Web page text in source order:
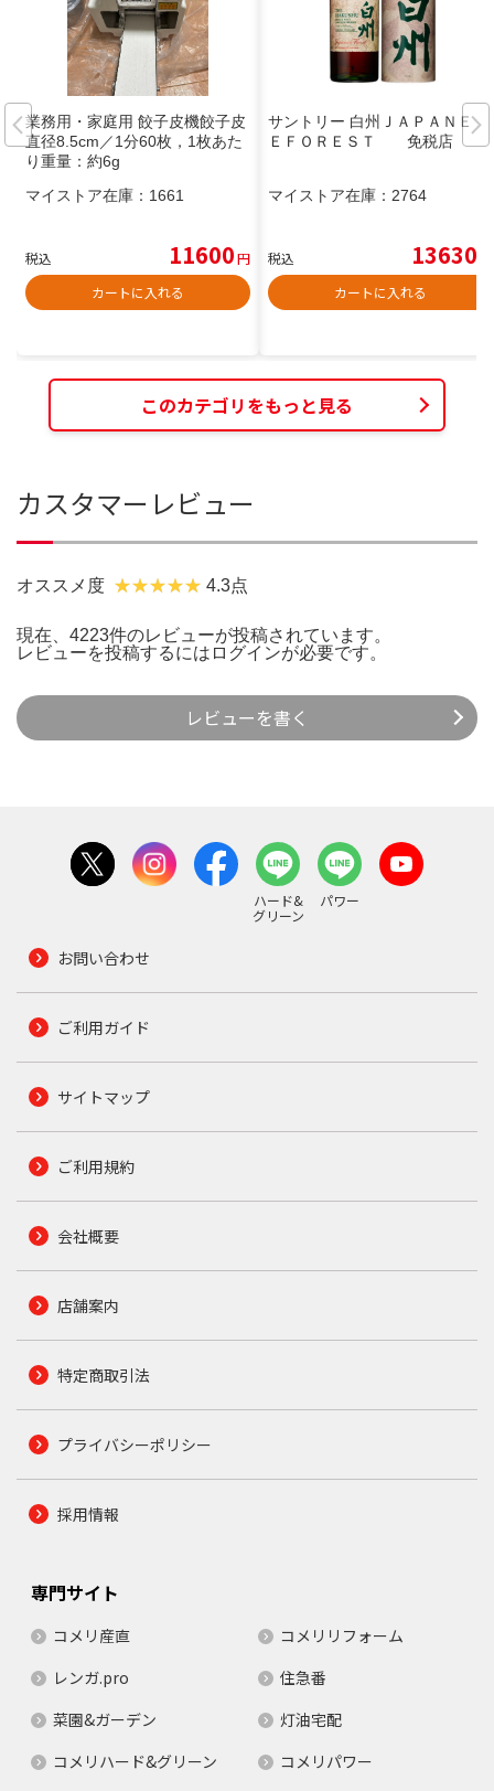
業務用・家庭用 餃子皮機餃子皮
直径8.5cm／1分60枚，1枚あた
り重量：約6g
マイストア在庫： 1661
税込 11600円
カートに入れる
サントリー 白州ＪＡＰＡＮＥＳ
ＥＦＯＲＥＳＴ 免税店
マイストア在庫： 2764
税込 13630
カートに入れる
このカテゴリをもっと見る
カスタマーレビュー
オススメ度 4.3点
現在、4223件のレビューが投稿されています。
レビューを投稿するには ログインが必要です。
レビューを書く
ハード&
グリーン
パワー
お問い合わせ
ご利用ガイド
サイトマップ
ご利用規約
会社概要
店舗案内
特定商取引法
プライバシーポリシー
採用情報
専門サイト
コメリ産直
コメリリフォーム
レンガ.pro
住急番
菜園&ガーデン
灯油宅配
コメリハード&グリーン
コメリパワー